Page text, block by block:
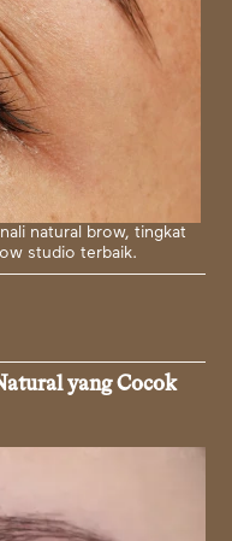
natural brow, tingkat
studio terbaik.
yang Cocok